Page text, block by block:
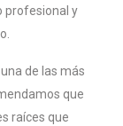
profesional y
de las más
que
raíces que